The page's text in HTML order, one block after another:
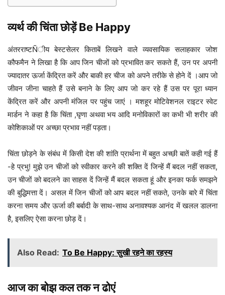
व्यर्थ की चिंता छोड़ें Be Happy
अंतरराष्टÑीय बेस्टसेलर किताबें लिखने वाले व्यवसायिक सलाहकार जोश
कौफमैन ने लिखा है कि आप जिन चीजों को प्रभावित कर सकते हैं, उन पर अपनी
ज्यादातर ऊर्जा केंद्रित करें और बाकी हर चीज को अपने तरीके से होने दें ।आप जो
जीवन जीना चाहते हैं उसे बनाने के लिए आप जो कर रहे हैं उस पर पूरा ध्यान
केंद्रित करें और अपनी मंजिल पर पहुंच जाएं । मशहूर मोटिवेशनल राइटर स्वेट
मार्डन ने कहा है कि चिंता ,घृणा अथवा भय आदि मनोविकारों का कभी भी शरीर की
कोशिकाओं पर अच्छा प्रभाव नहीं पड़ता।
चिंता छोड़ने के संबंध में किसी देश की शांति प्रार्थना में बहुत अच्छी बातें कही गई हैं
-हे प्रभु! मुझे उन चीजों को स्वीकार करने की शक्ति दें जिन्हें मैं बदल नहीं सकता,
उन चीजों को बदलने का साहस दें जिन्हें मैं बदल सकता हूं और इनका फर्क समझने
की बुद्धिमत्ता दें। असल में जिन चीजों को आप बदल नहीं सकते, उनके बारे में चिंता
करना समय और ऊर्जा की बर्बादी के साथ-साथ अनावश्यक आनंद में खलल डालना
है, इसलिए ऐसा करना छोड़ दें।
Also Read: To Be Happy: सुखी रहने का रहस्य
आज का बोझ कल तक न ढोएं